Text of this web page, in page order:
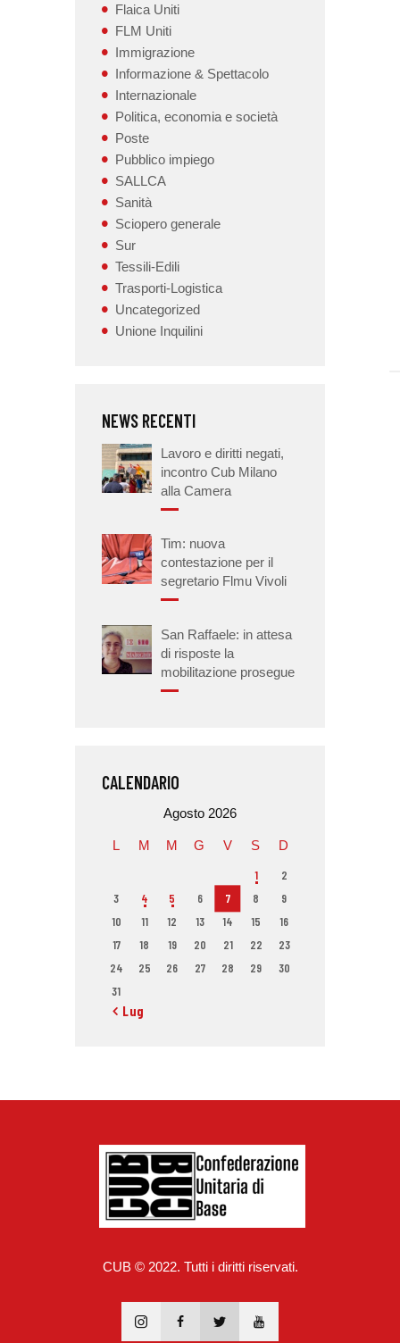
Flaica Uniti
FLM Uniti
Immigrazione
Informazione & Spettacolo
Internazionale
Politica, economia e società
Poste
Pubblico impiego
SALLCA
Sanità
Sciopero generale
Sur
Tessili-Edili
Trasporti-Logistica
Uncategorized
Unione Inquilini
NEWS RECENTI
Lavoro e diritti negati,
incontro Cub Milano
alla Camera
Tim: nuova
contestazione per il
segretario Flmu Vivoli
San Raffaele: in attesa
di risposte la
mobilitazione prosegue
CALENDARIO
Agosto 2026
L M M G V S D
1
2
3
4 5 6 7 8
9
10
11 12 13 14 15
16
17
18 19 20 21 22
23
24
25 26 27 28 29
30
31
« Lug
CUB © 2022. Tutti i diritti riservati.